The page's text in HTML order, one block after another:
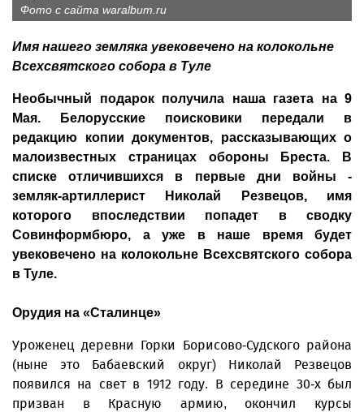
Фото с сайта waralbum.ru
Имя нашего земляка увековечено на колокольне
Всехсвятского собора в Туле
Необычный подарок получила наша газета на 9
Мая. Белорусские поисковики передали в
редакцию копии документов, рассказывающих о
малоизвестных страницах обороны Бреста. В
списке отличившихся в первые дни войны -
земляк-артиллерист Николай Резвецов, имя
которого впоследствии попадет в сводку
Совинформбюро, а уже в наше время будет
увековечено на колокольне Всехсвятского собора
в Туле.
Орудия на «Сталинце»
Уроженец деревни Горки Борисово-Судского района
(ныне это Бабаевский округ) Николай Резвецов
появился на свет в 1912 году. В середине 30-х был
призван в Красную армию, окончил курсы